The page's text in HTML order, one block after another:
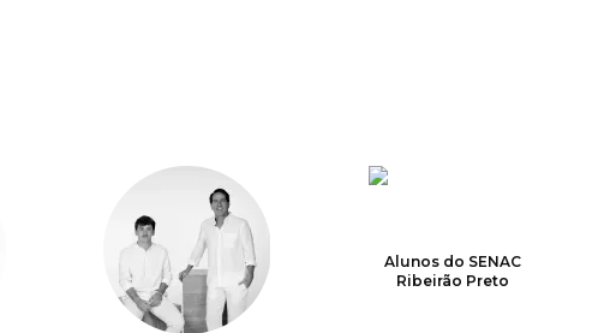
Alunos do SENAC
Ribeirão Preto